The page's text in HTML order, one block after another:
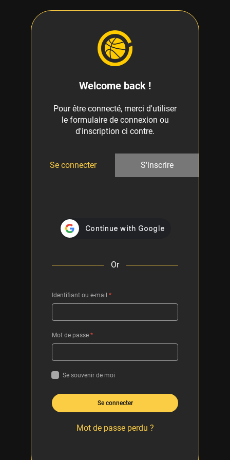
Welcome back !
Pour être connecté, merci d'utiliser
le formulaire de connexion ou
d'inscription ci contre.
Se connecter S'inscrire
Or
Identifiant ou e-mail *
Mot de passe *
Se souvenir de moi
Se connecter
Mot de passe perdu ?